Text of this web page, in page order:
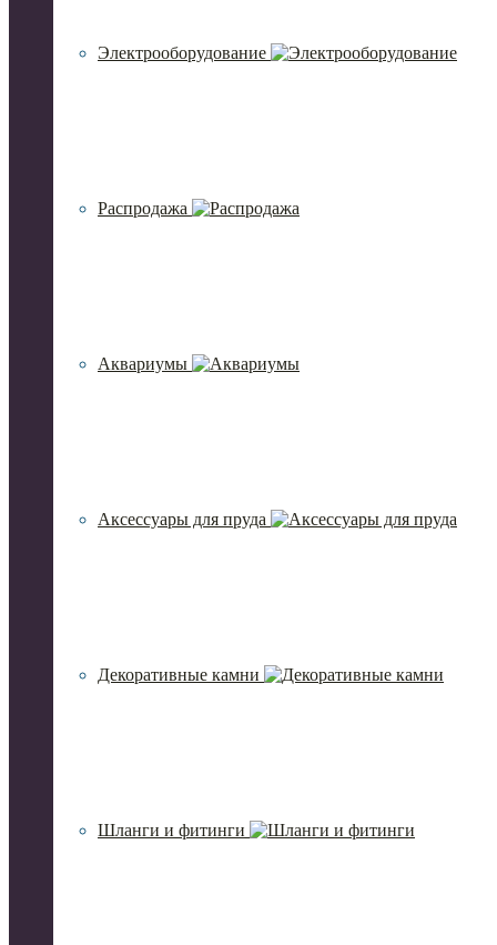
Электрооборудование
Распродажа
Аквариумы
Аксессуары для пруда
Декоративные камни
Шланги и фитинги